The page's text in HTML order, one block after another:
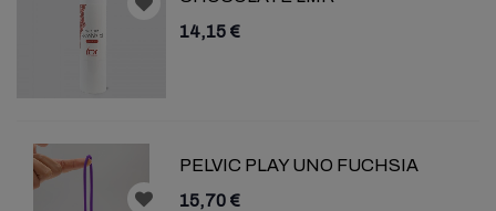
14,15 €
PELVIC PLAY UNO FUCHSIA
15,70 €